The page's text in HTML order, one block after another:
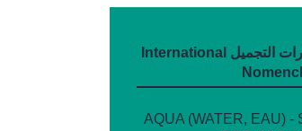
التسمية الدولية لمكونات مستحضرات التجميل International
AQUA (WATER, EAU) -